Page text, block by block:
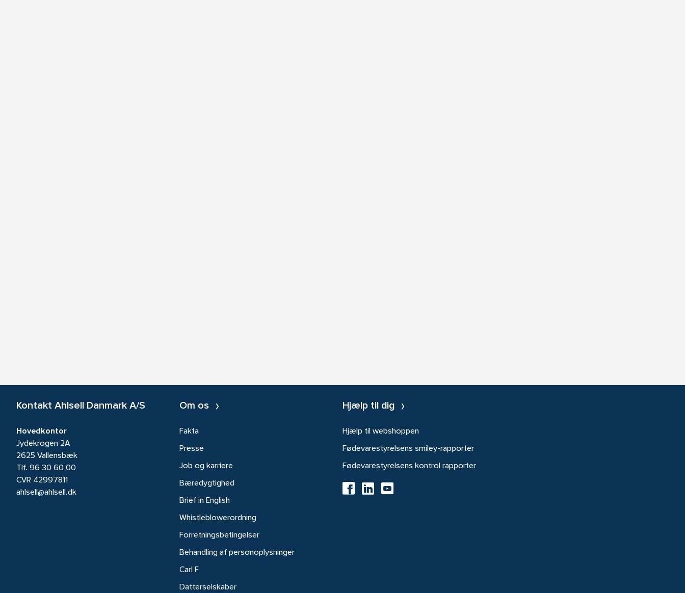
Kontakt Ahlsell Danmark A/S
Hovedkontor
Jydekrogen 2A
2625 Vallensbæk
Tlf. 96 30 60 00
CVR 42997811
ahlsell@ahlsell.dk
Om os
Fakta
Presse
Job og karriere
Bæredygtighed
Brief in English
Whistleblowerordning
Forretningsbetingelser
Behandling af personoplysninger
Carl F
Datterselskaber
Hjælp til dig
Hjælp til webshoppen
Fødevarestyrelsens smiley-rapporter
Fødevarestyrelsens kontrol rapporter